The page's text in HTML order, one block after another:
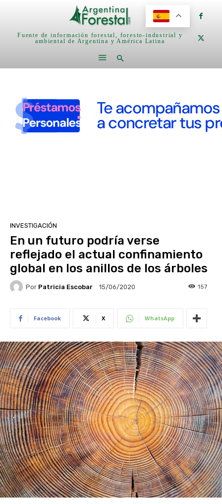
Fuente de información forestal, foresto-industrial y
ambiental de Argentina y América Latina
INVESTIGACIÓN
En un futuro podría verse
reflejado el actual confinamiento
global en los anillos de los árboles
Por Patricia Escobar 15/06/2020 157
Facebook X WhatsApp